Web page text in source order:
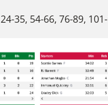
24-35, 54-66, 76-89,